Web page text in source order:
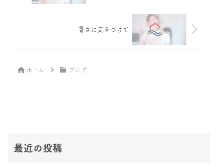
暑さに気をつけて
ホーム ブログ
最近の投稿